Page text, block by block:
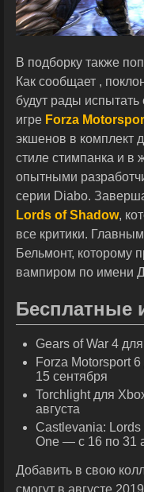
В подборку также
Как сообщает ,
будут рады
игре Forza
экшенов в комплект
стиле стимпанка и в
опытными
серии Diabo.
Lords of Shadow,
все критики.
Бельмонт, которому
вампиром по имени
Бесплатные
Gears of War 4
Forza Motorsport
15 сентября
Torchlight для
августа
Castlevania:
One — с 16 по 31
Добавить в свою